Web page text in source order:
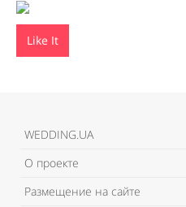
Like It
WEDDING.UA
О проекте
Размещение на сайте